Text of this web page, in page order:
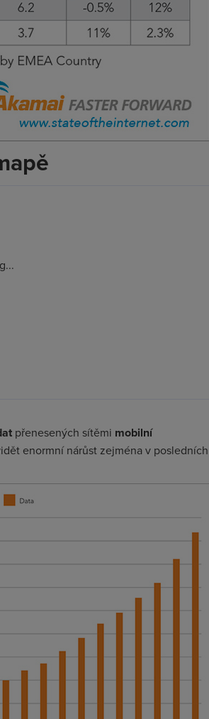
přenesených sítěmi mobilní
enormní nárůst zejména v posledních